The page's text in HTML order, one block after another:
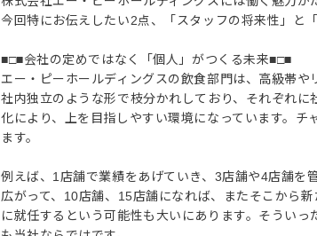
今回特にお伝えしたい2点、「スタッフの将来性」と
■□■会社の定めではなく「個人」がつくる未来■□■
エー・ピーホールディングスの飲食部門は、高級帯
社内独立のような形で枝分かれしており、それぞれ
化により、上を目指しやすい環境になっています。
ます。
例えば、1店舗で業績をあげていき、3店舗や4店舗を
広がって、10店舗、15店舗になれば、またそこから
に就任するという可能性も大いにあります。そうい